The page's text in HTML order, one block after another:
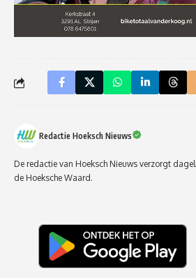
Redactie Hoeksch Nieuws
De redactie van Hoeksch Nieuws verzorgt
de Hoeksche Waard.